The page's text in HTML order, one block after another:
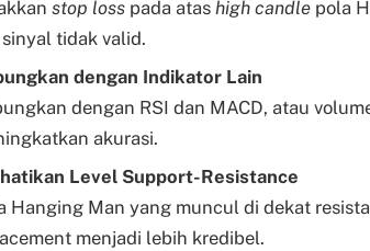
stop loss pada atas high candle pola
tidak valid.
dengan Indikator Lain
dengan RSI dan MACD, atau
akurasi.
Level Support-Resistance
Hanging Man yang muncul di dekat
menjadi lebih kredibel.